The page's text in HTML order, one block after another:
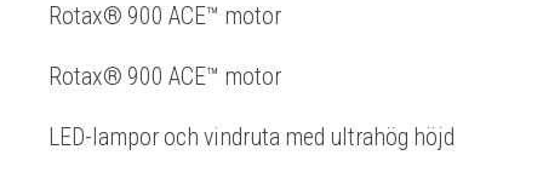
Rotax® 900 ACE™ motor
Rotax® 900 ACE™ motor
LED-lampor och vindruta med ultrahög höjd